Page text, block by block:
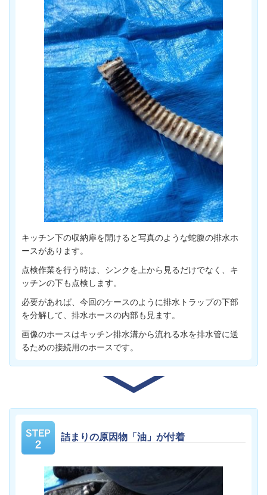
キッチン下の収納扉を開けると写真のような蛇腹の排水ホ
ースがあります。
点検作業を行う時は、シンクを上から見るだけでなく、キ
ッチンの下も点検します。
必要があれば、今回のケースのように排水トラップの下部
を分解して、排水ホースの内部も見ます。
画像のホースはキッチン排水溝から流れる水を排水管に送
るための接続用のホースです。
詰まりの原因物「油」が付着